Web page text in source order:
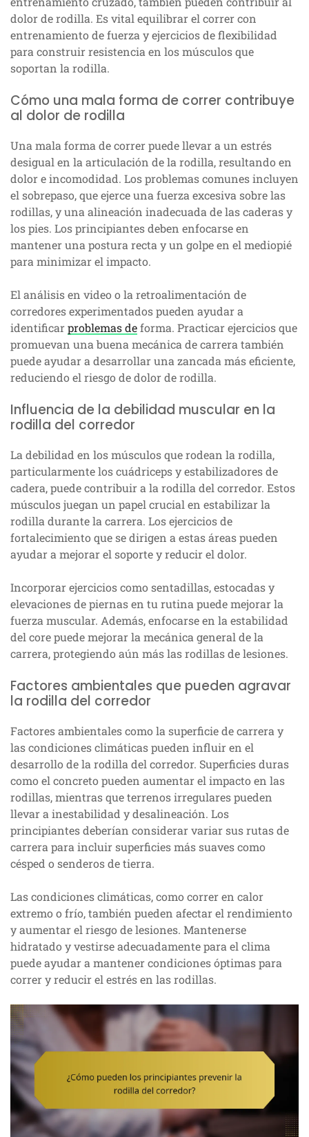
dolor de rodilla. Es vital equilibrar el correr con
entrenamiento de fuerza y ejercicios de flexibilidad
para construir resistencia en los músculos que
soportan la rodilla.
Cómo una mala forma de correr contribuye
al dolor de rodilla
Una mala forma de correr puede llevar a un estrés
desigual en la articulación de la rodilla, resultando en
dolor e incomodidad. Los problemas comunes incluyen
el sobrepaso, que ejerce una fuerza excesiva sobre las
rodillas, y una alineación inadecuada de las caderas y
los pies. Los principiantes deben enfocarse en
mantener una postura recta y un golpe en el mediopié
para minimizar el impacto.
El análisis en video o la retroalimentación de
corredores experimentados pueden ayudar a
identificarproblemas deforma. Practicar ejercicios que
promuevan una buena mecánica de carrera también
puede ayudar a desarrollar una zancada más eficiente,
reduciendo el riesgo de dolor de rodilla.
Influencia de la debilidad muscular en la
rodilla del corredor
La debilidad en los músculos que rodean la rodilla,
particularmente los cuádriceps y estabilizadores de
cadera, puede contribuir a la rodilla del corredor. Estos
músculos juegan un papel crucial en estabilizar la
rodilla durante la carrera. Los ejercicios de
fortalecimiento que se dirigen a estas áreas pueden
ayudar a mejorar el soporte y reducir el dolor.
Incorporar ejercicios como sentadillas, estocadas y
elevaciones de piernas en tu rutina puede mejorar la
fuerza muscular. Además, enfocarse en la estabilidad
del core puede mejorar la mecánica general de la
carrera, protegiendo aún más las rodillas de lesiones.
Factores ambientales que pueden agravar
la rodilla del corredor
Factores ambientales como la superficie de carrera y
las condiciones climáticas pueden influir en el
desarrollo de la rodilla del corredor. Superficies duras
como el concreto pueden aumentar el impacto en las
rodillas, mientras que terrenos irregulares pueden
llevar a inestabilidad y desalineación. Los
principiantes deberían considerar variar sus rutas de
carrera para incluir superficies más suaves como
césped o senderos de tierra.
Las condiciones climáticas, como correr en calor
extremo o frío, también pueden afectar el rendimiento
y aumentar el riesgo de lesiones. Mantenerse
hidratado y vestirse adecuadamente para el clima
puede ayudar a mantener condiciones óptimas para
correr y reducir el estrés en las rodillas.